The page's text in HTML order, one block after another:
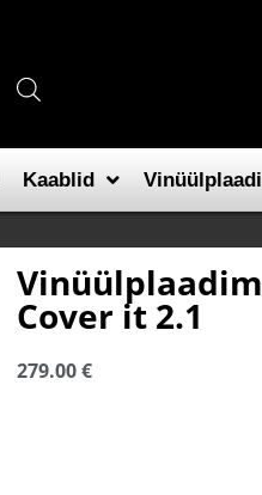
Kaablid
Cover it 2.1
279.00€